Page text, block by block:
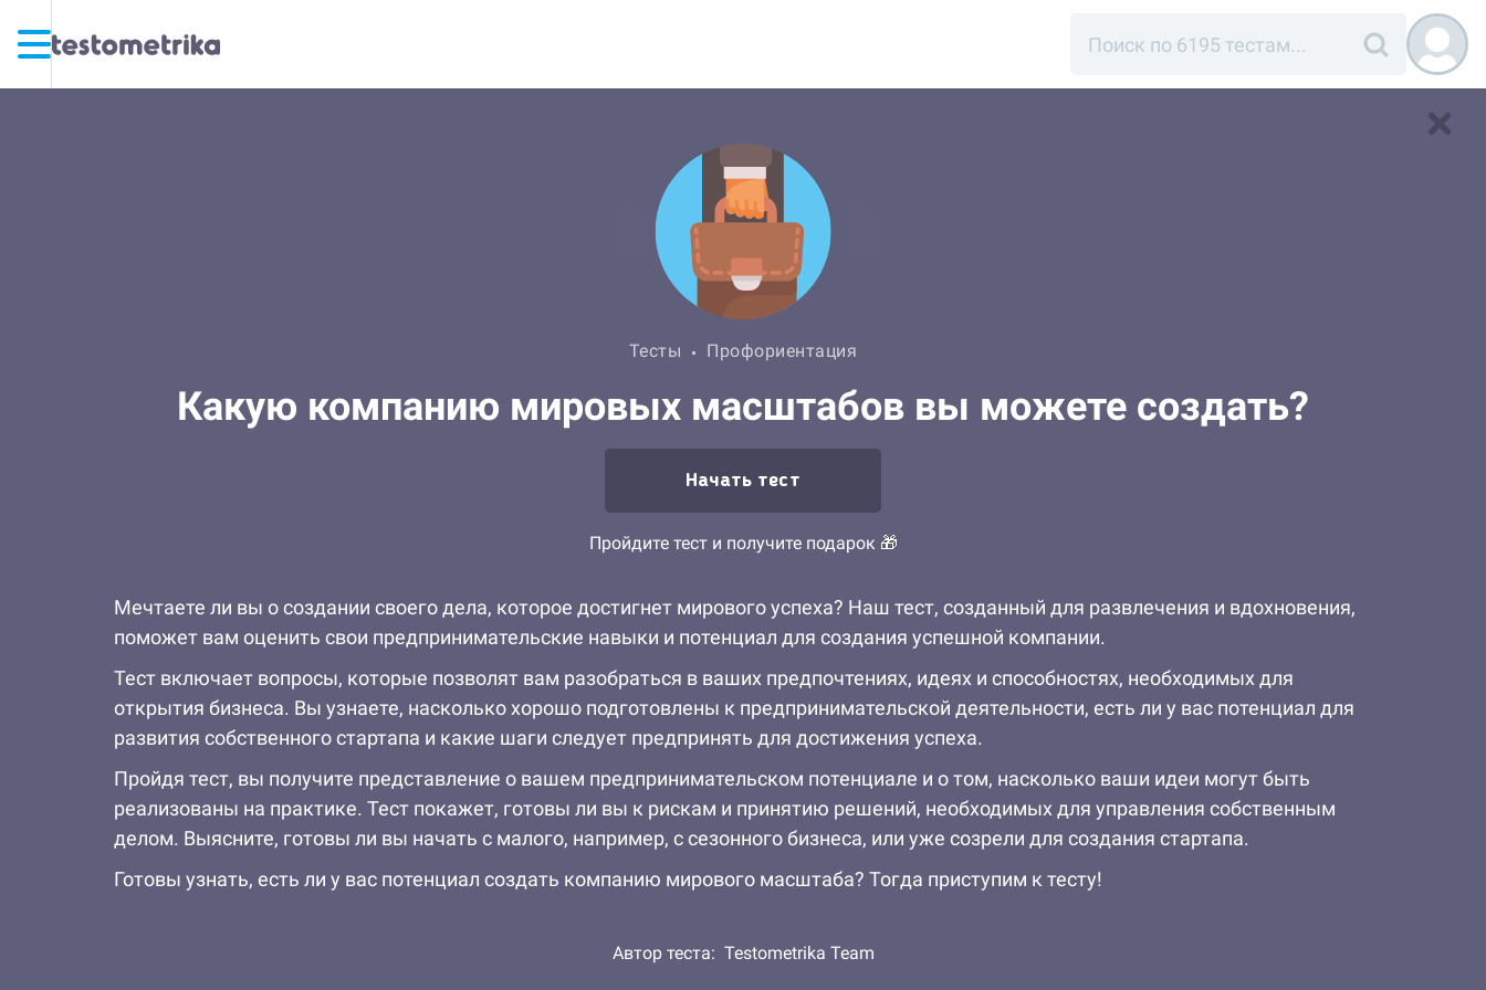
Тесты Профориентация
Какую компанию мировых масштабов вы можете создать?
Начать тест
Пройдите тест и получите подарок 🎁
Мечтаете ли вы о создании своего дела, которое достигнет мирового успеха? Наш тест, созданный для развлечения и вдохновения,
поможет вам оценить свои предпринимательские навыки и потенциал для создания успешной компании.
Тест включает вопросы, которые позволят вам разобраться в ваших предпочтениях, идеях и способностях, необходимых для
открытия бизнеса. Вы узнаете, насколько хорошо подготовлены к предпринимательской деятельности, есть ли у вас потенциал для
развития собственного стартапа и какие шаги следует предпринять для достижения успеха.
Пройдя тест, вы получите представление о вашем предпринимательском потенциале и о том, насколько ваши идеи могут быть
реализованы на практике. Тест покажет, готовы ли вы к рискам и принятию решений, необходимых для управления собственным
делом. Выясните, готовы ли вы начать с малого, например, с сезонного бизнеса, или уже созрели для создания стартапа.
Готовы узнать, есть ли у вас потенциал создать компанию мирового масштаба? Тогда приступим к тесту!
Автор теста: Testometrika Team